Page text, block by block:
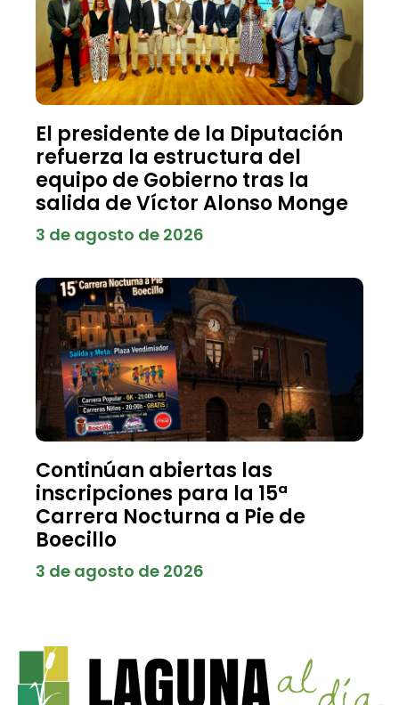
El presidente de la Diputación
refuerza la estructura del
equipo de Gobierno tras la
salida de Víctor Alonso Monge
3 de agosto de 2026
Continúan abiertas las
inscripciones para la 15ª
Carrera Nocturna a Pie de
Boecillo
3 de agosto de 2026